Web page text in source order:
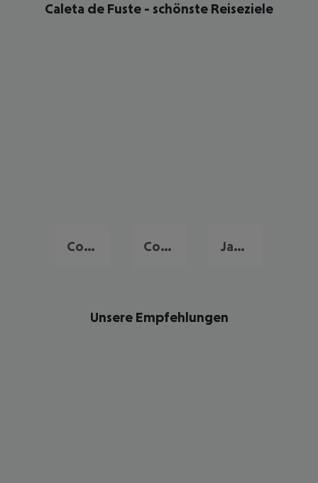
Caleta de Fuste - schönste Reiseziele
Corralejo Costa Calma Jandia
Unsere Empfehlungen